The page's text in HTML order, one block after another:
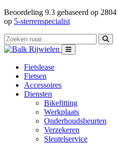
Beoordeling 9.3 gebaseerd op 2804
op 5-sterrenspecialist
Fietslease
Fietsen
Accessoires
Diensten
Bikefitting
Werkplaats
Onderhoudsbeurten
Verzekeren
Sleutelservice